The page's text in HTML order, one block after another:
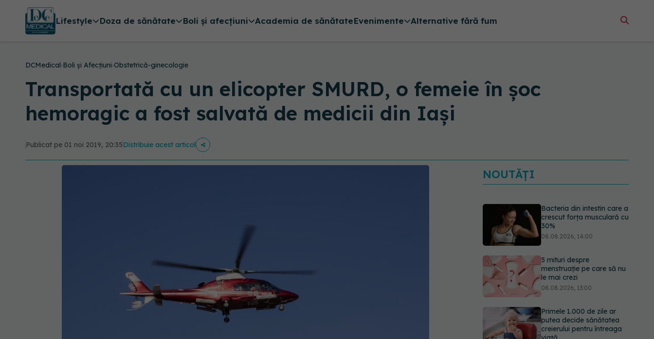
Lifestyle Doza de sănătate Boli și afecțiuni Academia de sănătateEvenimente Alternative fără fum
DCMedical›Boli și Afecțiuni›Obstetrică-ginecologie
Transportată cu un elicopter SMURD, o femeie în șoc
hemoragic a fost salvată de medicii din Iași
Publicat pe 01 noi 2019, 20:35Distribuie acest articol
NOUTĂȚI
08.08.2026, 14:00
5 mituri despre
menstruație pe care să nu
le mai crezi
08.08.2026, 13:00
Primele 1.000 de zile ar
putea decide sănătatea
creierului pentru întreaga
viață
Analiza de sânge AST
(SGOT): ce înseamnă
rezultatele și când sunt un